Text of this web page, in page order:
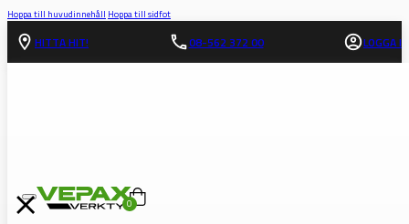
Hoppa till huvudinnehåll Hoppa till sidfot
HITTA HIT! 08-562 372 00 LOGGA IN
0